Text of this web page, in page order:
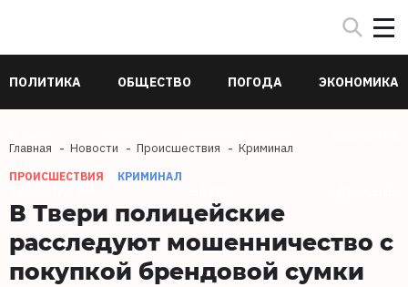
ПОЛИТИКА ОБЩЕСТВО ПОГОДА ЭКОНОМИКА
Главная Новости Происшествия Криминал
ПРОИСШЕСТВИЯ КРИМИНАЛ
В Твери полицейские
расследуют мошенничество с
покупкой брендовой сумки